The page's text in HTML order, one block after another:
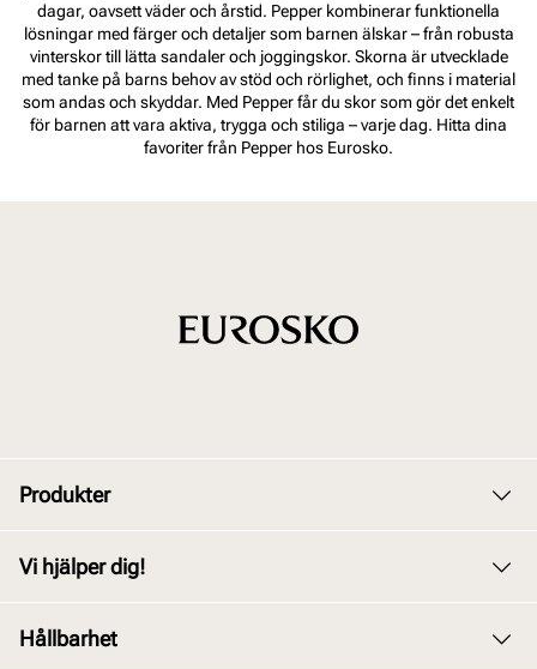
dagar, oavsett väder och årstid. Pepper kombinerar funktionella
lösningar med färger och detaljer som barnen älskar – från robusta
vinterskor till lätta sandaler och joggingskor. Skorna är utvecklade
med tanke på barns behov av stöd och rörlighet, och finns i material
som andas och skyddar. Med Pepper får du skor som gör det enkelt
för barnen att vara aktiva, trygga och stiliga – varje dag. Hitta dina
favoriter från Pepper hos Eurosko.
Produkter
Barn
Vi hjälper dig!
Hållbarhet